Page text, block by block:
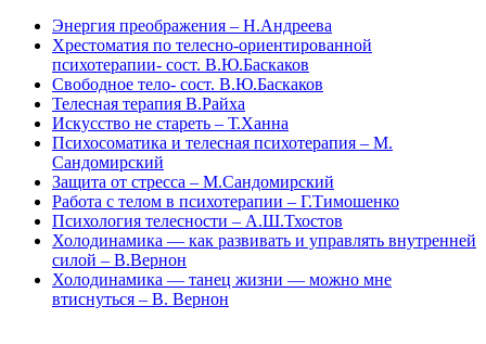
Энергия преображения – Н.Андреева
Хрестоматия по телесно-ориентированной
психотерапии- сост. В.Ю.Баскаков
Свободное тело- сост. В.Ю.Баскаков
Телесная терапия В.Райха
Искусство не стареть – Т.Ханна
Психосоматика и телесная психотерапия – М.
Сандомирский
Защита от стресса – М.Сандомирский
Работа с телом в психотерапии – Г.Тимошенко
Психология телесности – А.Ш.Тхостов
Холодинамика — как развивать и управлять внутренней
силой – В.Вернон
Холодинамика — танец жизни — можно мне
втиснуться – В. Вернон